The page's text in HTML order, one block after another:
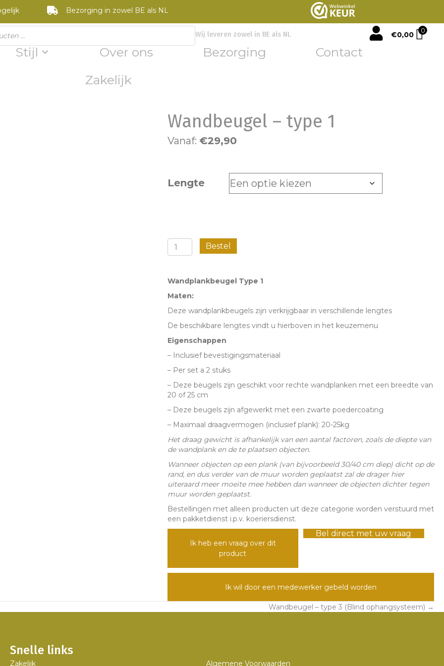
Bezorging in zowel BE als NL
Wij leveren zowel in BE als NL mijn account
€0,00 0
Stijl Over ons Bezorging
Contact
Zakelijk
Wandbeugel – type 1
Vanaf: €29,90
Lengte
Wandbeugel
-
aantal
Bestel
Wandplankbeugel Type 1
Maten:
Deze wandplankbeugels zijn verkrijgbaar in verschillende lengtes
De beschikbare lengtes vindt u hierboven in het keuzemenu
Eigenschappen
– Inclusief bevestigingsmateriaal
– Per set a 2 stuks
– Deze beugels zijn geschikt voor rechte wandplanken met een breedte van
20 of 25 cm
– Deze beugels zijn afgewerkt met een zwarte poedercoating
– Maximaal draagvermogen (inclusief plank): 20-25kg
Het draag gewicht is afhankelijk van een aantal factoren, zoals de diepte van
de wandplank en de te plaatsen objecten.
Wanneer objecten op een plank (van bijvoorbeeld 30/40 cm diep) dicht op de
rand, en dus verder van de muur worden geplaatst zal de drager hier
uiteraard meer moeite mee hebben dan wanneer de objecten dichter tegen
muur worden geplaatst.
Bestellingen met alleen producten uit deze categorie worden verstuurd met
een pakketdienst i.p.v. koeriersdienst.
Ik heb een vraag over dit
product
Bel direct met uw vraag
Ik wil door een medewerker gebeld worden
Wandbeugel – type 3 (Blind ophangsysteem) →
Snelle links
Zakelijk Algemene Voorwaarden